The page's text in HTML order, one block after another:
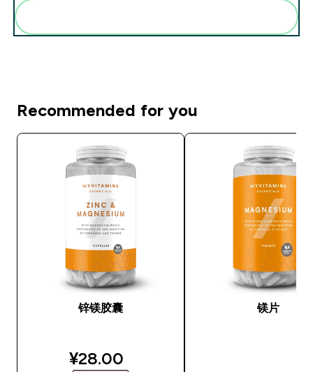
Recommended for you
锌镁胶囊
discounted price
¥28.00‎
镁片